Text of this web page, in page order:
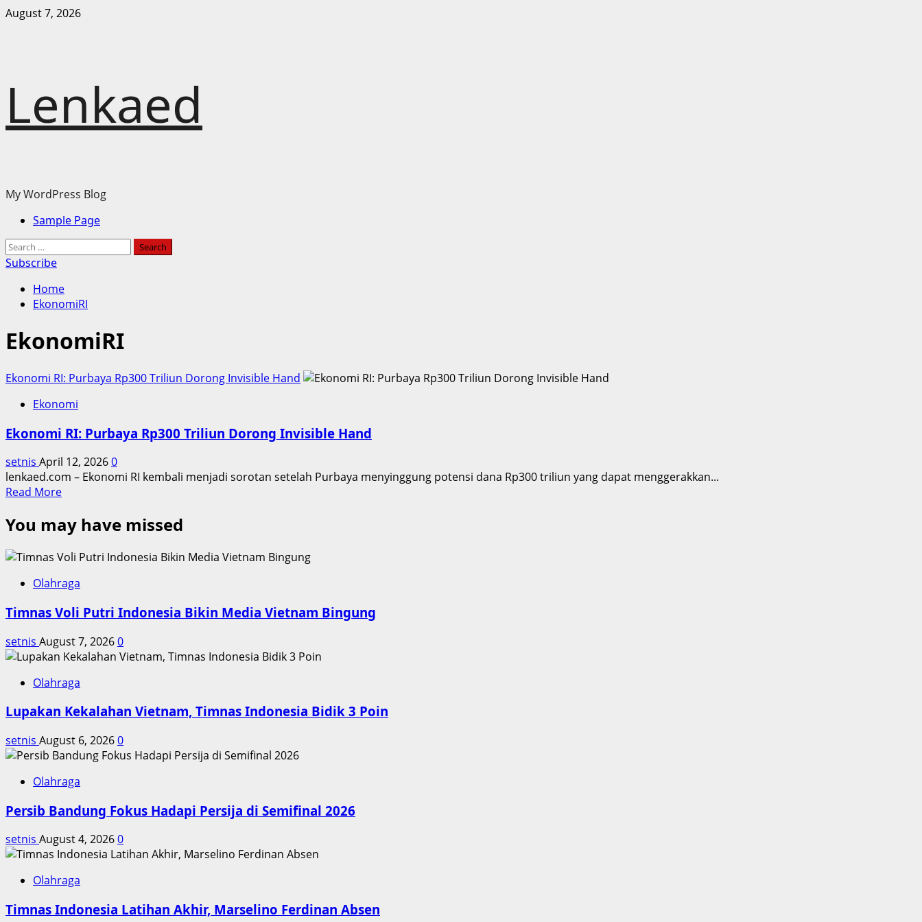
Skip
August 7, 2026
Lenkaed
My WordPress Blog
PrimarySample Page
Search
for:
Subscribe
Home
EkonomiRI
EkonomiRI
Ekonomi RI: Purbaya Rp300 Triliun Dorong Invisible Hand
Ekonomi
Ekonomi RI: Purbaya Rp300 Triliun Dorong Invisible Hand
setnis April 12, 20260
lenkaed.com – Ekonomi RI kembali menjadi sorotan setelah Purbaya menyinggung potensi dana Rp300 triliun yang dapat menggerakkan...
Read MoreRead
about
Ekonomi
RI:
Rp300
Dorong
Hand
You may have missed
Olahraga
Timnas Voli Putri Indonesia Bikin Media Vietnam Bingung
setnis August 7, 20260
Olahraga
Lupakan Kekalahan Vietnam, Timnas Indonesia Bidik 3 Poin
setnis August 6, 20260
Olahraga
Persib Bandung Fokus Hadapi Persija di Semifinal 2026
setnis August 4, 20260
Olahraga
Timnas Indonesia Latihan Akhir, Marselino Ferdinan Absen